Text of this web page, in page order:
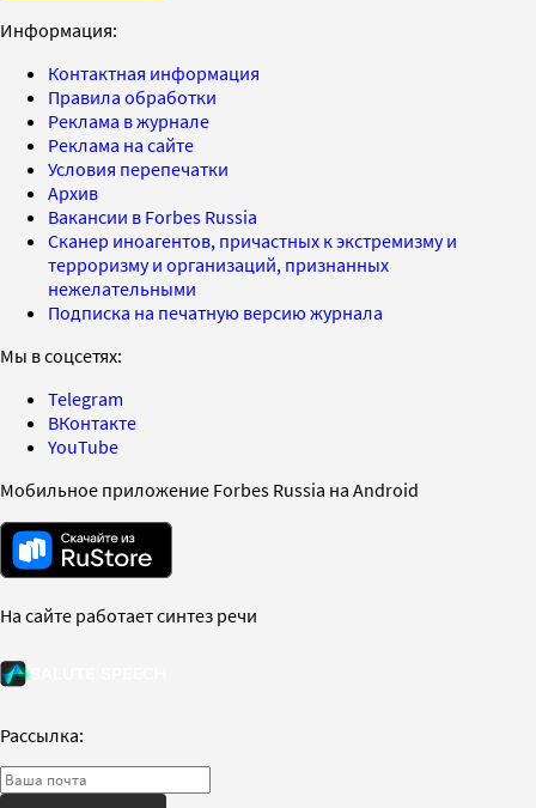
Информация:
Контактная информация
Правила обработки
Реклама в журнале
Реклама на сайте
Условия перепечатки
Архив
Вакансии в Forbes Russia
Сканер иноагентов, причастных к экстремизму и
терроризму и организаций, признанных
нежелательными
Подписка на печатную версию журнала
Мы в соцсетях:
Telegram
ВКонтакте
YouTube
Мобильное приложение Forbes Russia на Android
На сайте работает синтез речи
Рассылка: